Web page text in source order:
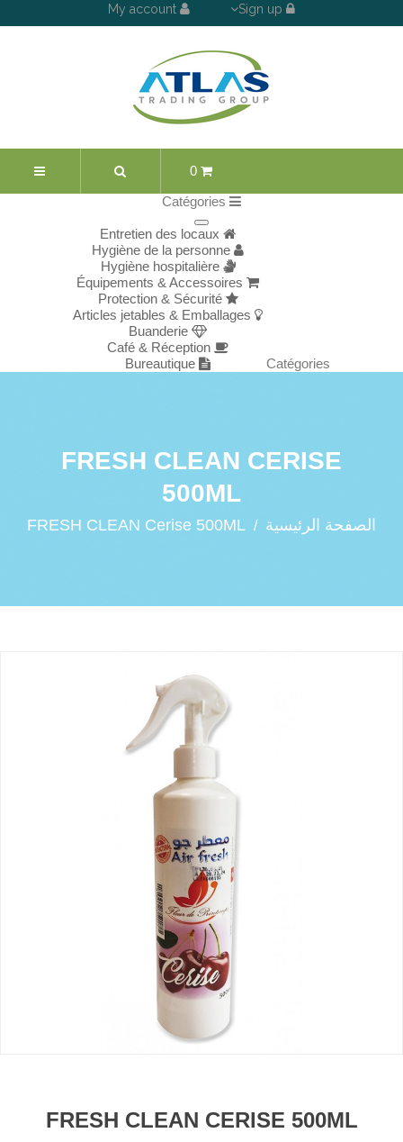
Sign up
My account
0
Catégories
Catégories
Entretien des locaux
Hygiène de la personne
Hygiène hospitalière
Équipements & Accessoires
Protection & Sécurité
Articles jetables & Emballages
Buanderie
Café & Réception
Bureautique
FRESH CLEAN CERISE
500ML
الصفحة الرئيسية FRESH CLEAN Cerise 500ML
FRESH CLEAN CERISE 500ML